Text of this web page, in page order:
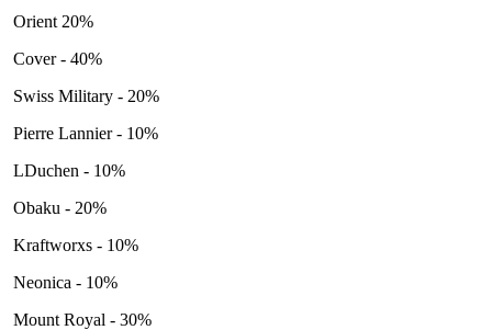
Orient 20%
Cover - 40%
Swiss Military - 20%
Pierre Lannier - 10%
LDuchen - 10%
Obaku - 20%
Kraftworxs - 10%
Neonica - 10%
Mount Royal - 30%